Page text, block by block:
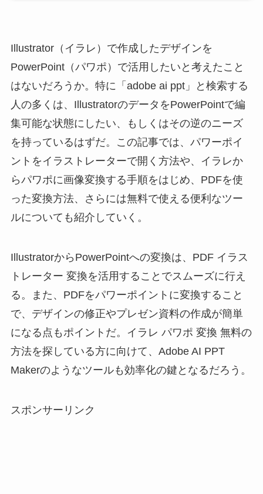
Illustrator（イラレ）で作成したデザインを
PowerPoint（パワポ）で活用したいと考えたこと
はないだろうか。特に「adobe ai ppt」と検索する
人の多くは、IllustratorのデータをPowerPointで編
集可能な状態にしたい、もしくはその逆のニーズ
を持っているはずだ。この記事では、パワーポイ
ントをイラストレーターで開く方法や、イラレか
らパワポに画像変換する手順をはじめ、PDFを使
った変換方法、さらには無料で使える便利なツー
ルについても紹介していく。
IllustratorからPowerPointへの変換は、PDF イラス
トレーター 変換を活用することでスムーズに行え
る。また、PDFをパワーポイントに変換すること
で、デザインの修正やプレゼン資料の作成が簡単
になる点もポイントだ。イラレ パワポ 変換 無料の
方法を探している方に向けて、Adobe AI PPT
Makerのようなツールも効率化の鍵となるだろう。
スポンサーリンク